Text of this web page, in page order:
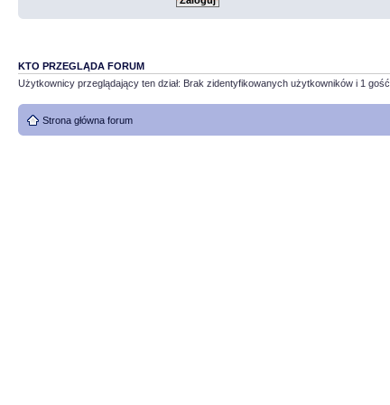
KTO PRZEGLĄDA FORUM
Użytkownicy przeglądający ten dział: Brak zidentyfikowanych użytkowników i 1 gość
Strona główna forum